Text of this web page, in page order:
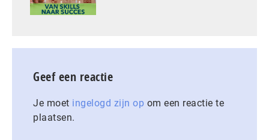
Geef een reactie
Je moet ingelogd zijn op om een reactie te
plaatsen.